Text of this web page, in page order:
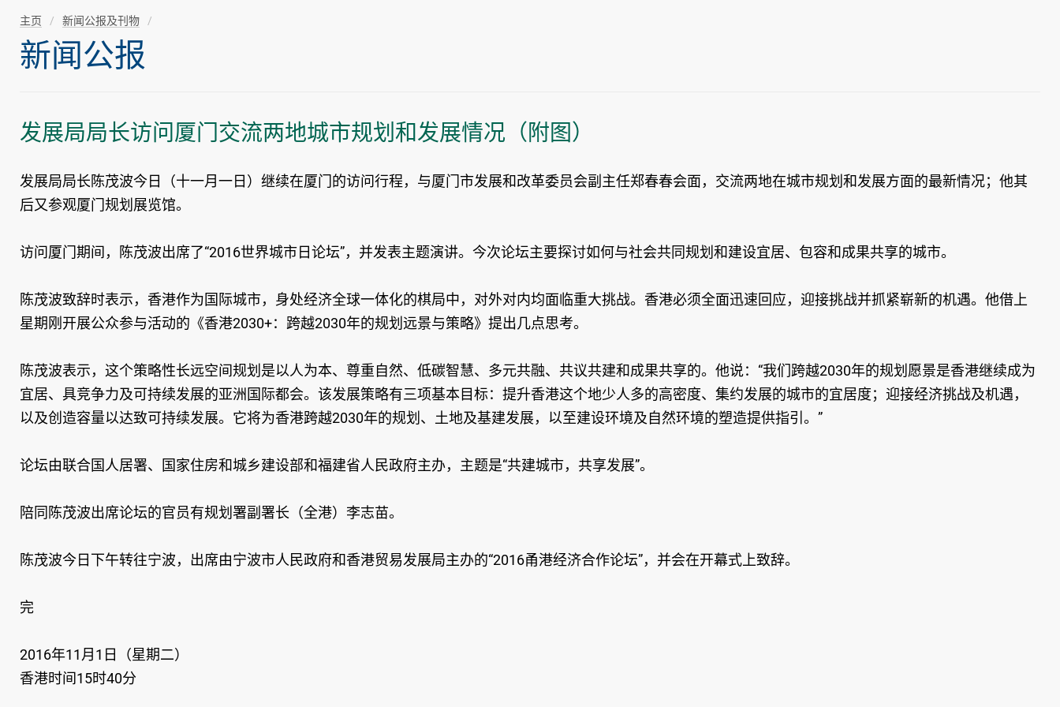
主页 新闻公报及刊物
新闻公报
发展局局长访问厦门交流两地城市规划和发展情况（附图）
发展局局长陈茂波今日（十一月一日）继续在厦门的访问行程，与厦门市发展和改革委员会副主任郑春春会面，交流两地在城市规划和发展方面的最新情况；他其
后又参观厦门规划展览馆。
访问厦门期间，陈茂波出席了“2016世界城市日论坛”，并发表主题演讲。今次论坛主要探讨如何与社会共同规划和建设宜居、包容和成果共享的城市。
陈茂波致辞时表示，香港作为国际城市，身处经济全球一体化的棋局中，对外对内均面临重大挑战。香港必须全面迅速回应，迎接挑战并抓紧崭新的机遇。他借上
星期刚开展公众参与活动的《香港2030+：跨越2030年的规划远景与策略》提出几点思考。
陈茂波表示，这个策略性长远空间规划是以人为本、尊重自然、低碳智慧、多元共融、共议共建和成果共享的。他说：“我们跨越2030年的规划愿景是香港继续成为
宜居、具竞争力及可持续发展的亚洲国际都会。该发展策略有三项基本目标：提升香港这个地少人多的高密度、集约发展的城市的宜居度；迎接经济挑战及机遇，
以及创造容量以达致可持续发展。它将为香港跨越2030年的规划、土地及基建发展，以至建设环境及自然环境的塑造提供指引。”
论坛由联合国人居署、国家住房和城乡建设部和福建省人民政府主办，主题是“共建城市，共享发展”。
陪同陈茂波出席论坛的官员有规划署副署长（全港）李志苗。
陈茂波今日下午转往宁波，出席由宁波市人民政府和香港贸易发展局主办的“2016甬港经济合作论坛”，并会在开幕式上致辞。
完
2016年11月1日（星期二）
香港时间15时40分